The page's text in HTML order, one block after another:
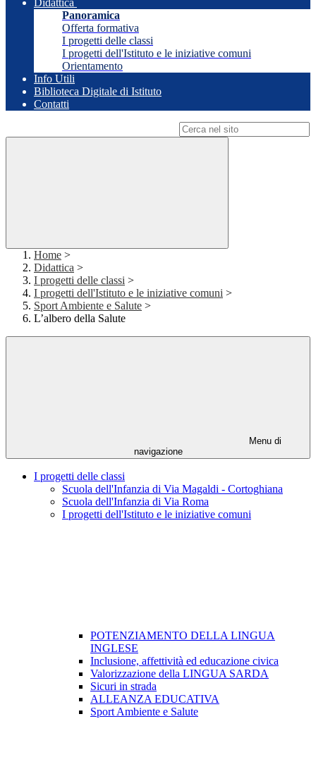
Didattica
Panoramica
Offerta formativa
I progetti delle classi
I progetti dell'Istituto e le iniziative comuni
Orientamento
Info Utili
Biblioteca Digitale di Istituto
Contatti
Home >
Didattica >
I progetti delle classi >
I progetti dell'Istituto e le iniziative comuni >
Sport Ambiente e Salute >
L’albero della Salute
Menu di
navigazione
I progetti delle classi
Scuola dell'Infanzia di Via Magaldi - Cortoghiana
Scuola dell'Infanzia di Via Roma
I progetti dell'Istituto e le iniziative comuni
POTENZIAMENTO DELLA LINGUA
INGLESE
Inclusione, affettività ed educazione civica
Valorizzazione della LINGUA SARDA
Sicuri in strada
ALLEANZA EDUCATIVA
Sport Ambiente e Salute